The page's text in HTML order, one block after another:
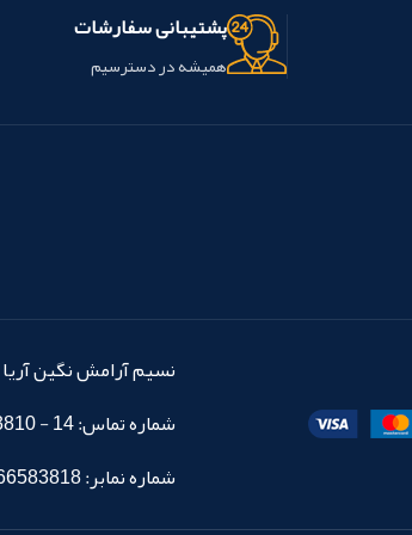
پشتیبانی سفارشات
همیشه در دسترسیم
نسیم آرامش نگین آریا
شماره تماس: 14 - 02166583810
شماره نمابر: 02166583818